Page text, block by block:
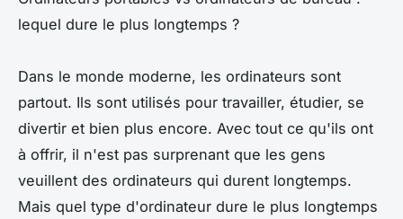
lequel dure le plus longtemps ?
Dans le monde moderne, les ordinateurs sont
partout. Ils sont utilisés pour travailler, étudier, se
divertir et bien plus encore. Avec tout ce qu'ils ont
à offrir, il n'est pas surprenant que les gens
veuillent des ordinateurs qui durent longtemps.
Mais quel type d'ordinateur dure le plus longtemps